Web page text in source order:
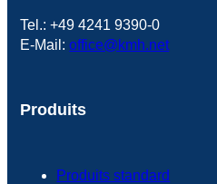
Tel.: +49 4241 9390-0
E-Mail:office@kmh.net
Produits
Produits standard